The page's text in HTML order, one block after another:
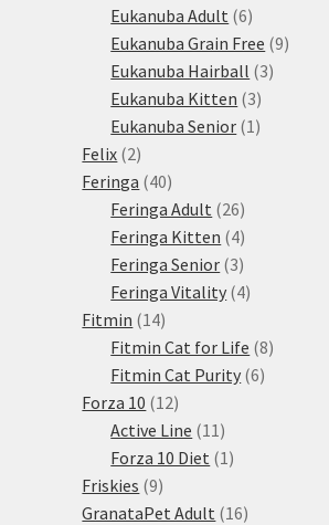
produktů
Eukanuba Adult 66
produktů
Eukanuba Grain Free 99
Eukanuba Hairball 33
Eukanuba Kitten 33
produkty
Eukanuba Senior 1 1
Felix 22
produkty
Feringa 4040
produktů
Feringa Adult 2626
produktů
Feringa Kitten 44
produkty
Feringa Senior 33
produkty
Feringa Vitality 44
Fitmin 1414
produktů
Fitmin Cat for Life 88
Fitmin Cat Purity 66
Forza 10 1212
produktů
Active Line 11 11
produktů
Forza 10 Diet 1 1
Friskies 99
produktů
GranataPet Adult 1616